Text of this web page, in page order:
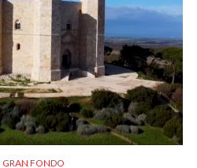
GRAN FONDO